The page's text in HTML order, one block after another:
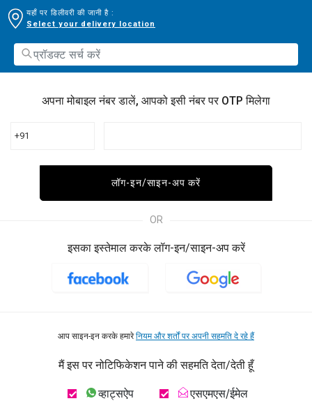
यहाँ पर डिलीवरी की जानी है :
Select your delivery location
अपना मोबाइल नंबर डालें, आपको इसी नंबर पर OTP मिलेगा
+91
लॉग-इन/साइन-अप करें
OR
इसका इस्तेमाल करके लॉग-इन/साइन-अप करें
आप साइन-इन करके हमारेनियम और शर्तों पर अपनी सहमति दे रहे हैं
मैं इस पर नोटिफिकेशन पाने की सहमति देता/देती हूँ
व्हाट्सऐप एसएमएस/ईमेल